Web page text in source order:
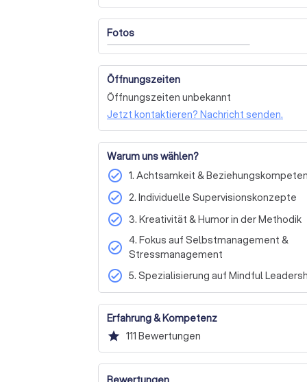
Ich biete auch prozessorientierte
Dabei liegt der Schwerpunkt auf der
und der Teamentwicklung. Durch die
unterstütze ich meine Klienten dabei,
gewinnen und neue
Wenn Sie Interesse an einer
erfahren möchten, lade ich Sie herzlich
Gemeinsam können wir herausfinden, wie
Fotos
Öffnungszeiten
Öffnungszeiten unbekannt
Jetzt kontaktieren? Nachricht senden.
Warum uns wählen?
check_circle 1. Achtsamkeit &
check_circle 2. Individuelle Supervisionskonzepte
check_circle 3. Kreativität & Humor in der Methodik
check_circle 4. Fokus auf Selbstmanagement &
Stressmanagement
check_circle 5. Spezialisierung auf Mindful
Erfahrung & Kompetenz
star 111 Bewertungen